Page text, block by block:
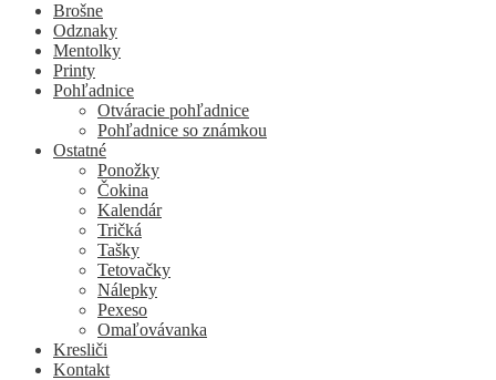
Brošne
Odznaky
Mentolky
Printy
Pohľadnice
Otváracie pohľadnice
Pohľadnice so známkou
Ostatné
Ponožky
Čokina
Kalendár
Tričká
Tašky
Tetovačky
Nálepky
Pexeso
Omaľovávanka
Kresliči
Kontakt